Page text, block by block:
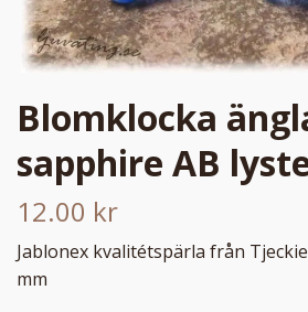
Blomklocka
sapphire AB
12.00 kr
Jablonex kvalitétspärla från
mm